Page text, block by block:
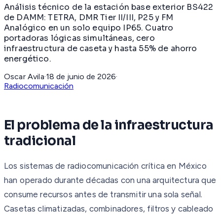
Análisis técnico de la estación base exterior BS422
de DAMM: TETRA, DMR Tier II/III, P25 y FM
Analógico en un solo equipo IP65. Cuatro
portadoras lógicas simultáneas, cero
infraestructura de caseta y hasta 55% de ahorro
energético.
Oscar Avila·18 de junio de 2026·
Radiocomunicación
El problema de la infraestructura
tradicional
Los sistemas de radiocomunicación crítica en México
han operado durante décadas con una arquitectura que
consume recursos antes de transmitir una sola señal.
Casetas climatizadas, combinadores, filtros y cableado